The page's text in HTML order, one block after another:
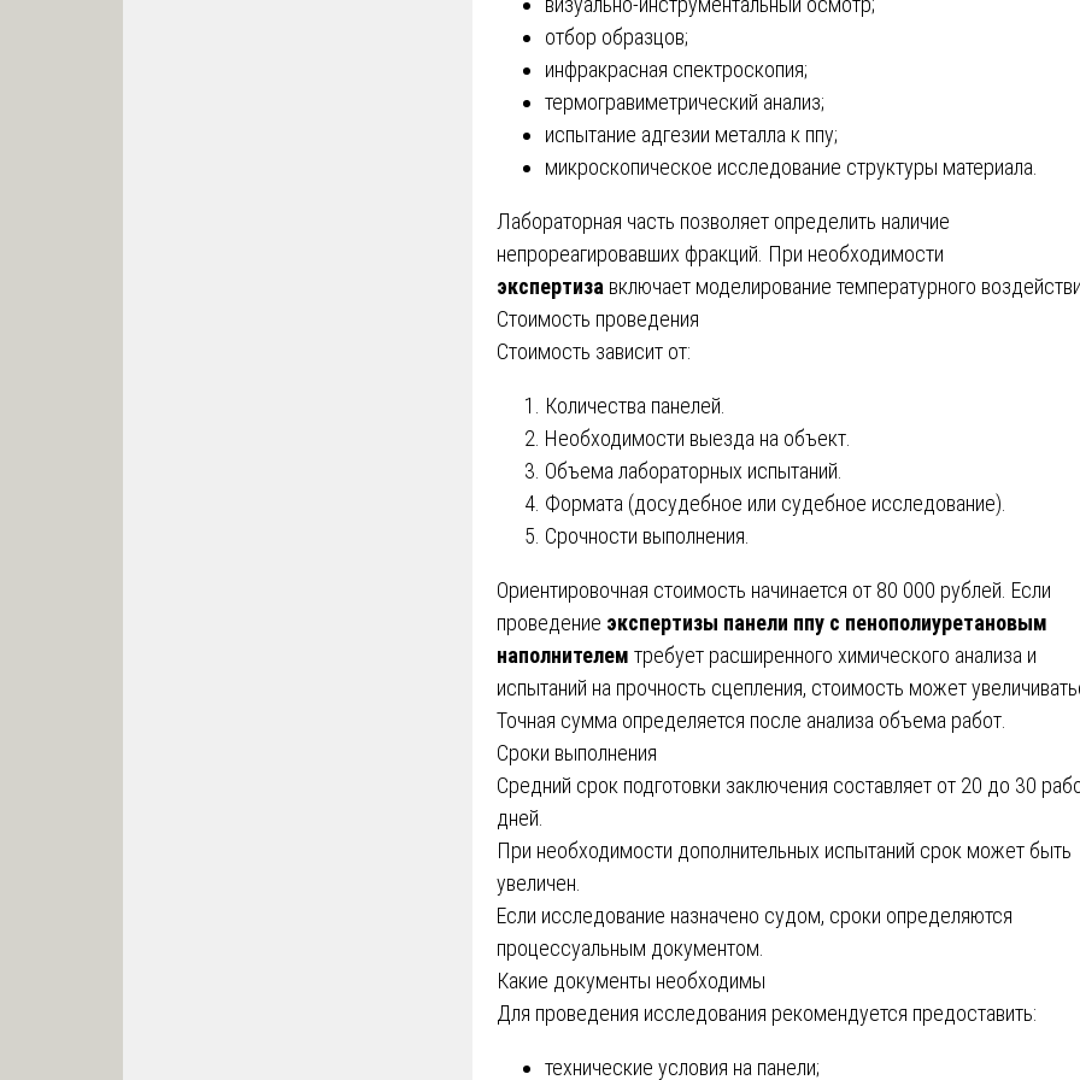
отбор образцов;
инфракрасная спектроскопия;
термогравиметрический анализ;
испытание адгезии металла к ппу;
микроскопическое исследование структуры материала.
Лабораторная часть позволяет определить наличие
непрореагировавших фракций. При необходимости
экспертиза включает моделирование температурного
Стоимость проведения
Стоимость зависит от:
Количества панелей.
Необходимости выезда на объект.
Объема лабораторных испытаний.
Формата (досудебное или судебное исследование).
Срочности выполнения.
Ориентировочная стоимость начинается от 80 000 рублей. Если
проведение экспертизы панели ппу с пенополиуретановым
наполнителем требует расширенного химического анализа и
испытаний на прочность сцепления, стоимость может
Точная сумма определяется после анализа объема работ.
Сроки выполнения
Средний срок подготовки заключения составляет от 20 до 30
дней.
При необходимости дополнительных испытаний срок может быть
увеличен.
Если исследование назначено судом, сроки определяются
процессуальным документом.
Какие документы необходимы
Для проведения исследования рекомендуется предоставить:
технические условия на панели;